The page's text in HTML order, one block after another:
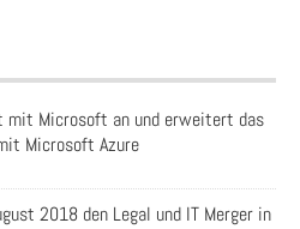
mit Microsoft an und erweitert das
Microsoft Azure
2018 den Legal und IT Merger in